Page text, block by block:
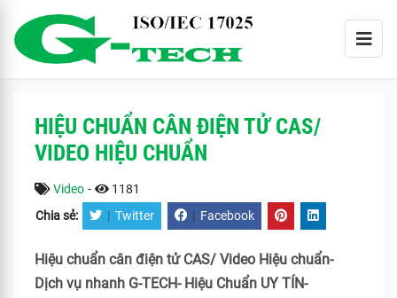
HIỆU CHUẨN CÂN ĐIỆN TỬ CAS/
VIDEO HIỆU CHUẨN
Video - 1181
Chia sẻ: | Twitter | Facebook
Hiệu chuẩn cân điện tử CAS/ Video Hiệu chuẩn-
Dịch vụ nhanh G-TECH- Hiệu Chuẩn UY TÍN-